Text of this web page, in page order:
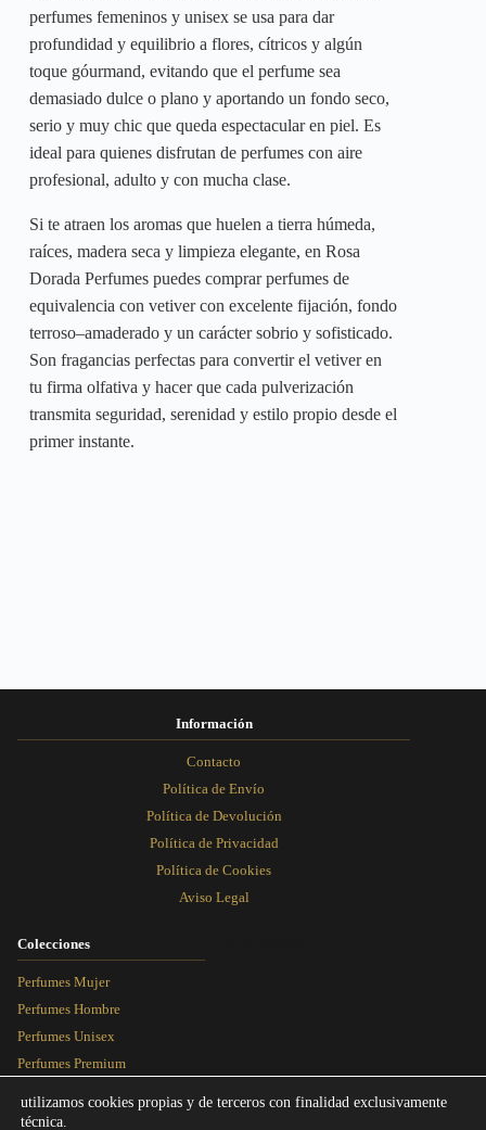
perfumes femeninos y unisex se usa para dar
profundidad y equilibrio a flores, cítricos y algún
toque góurmand, evitando que el perfume sea
demasiado dulce o plano y aportando un fondo seco,
serio y muy chic que queda espectacular en piel. Es
ideal para quienes disfrutan de perfumes con aire
profesional, adulto y con mucha clase.
Si te atraen los aromas que huelen a tierra húmeda,
raíces, madera seca y limpieza elegante, en Rosa
Dorada Perfumes puedes comprar perfumes de
equivalencia con vetiver con excelente fijación, fondo
terroso–amaderado y un carácter sobrio y sofisticado.
Son fragancias perfectas para convertir el vetiver en
tu firma olfativa y hacer que cada pulverización
transmita seguridad, serenidad y estilo propio desde el
primer instante.
Información
Contacto
Política de Envío
Política de Devolución
Política de Privacidad
Política de Cookies
Aviso Legal
Colecciones
Perfumes Mujer
Perfumes Hombre
Perfumes Unisex
Perfumes Premium
utilizamos cookies propias y de terceros con finalidad exclusivamente
técnica.